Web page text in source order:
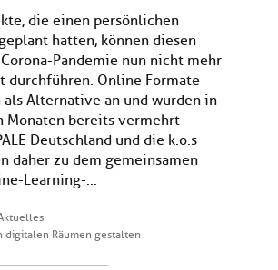
die einen persönlichen
hatten, können diesen
Pandemie nun nicht mehr
durchführen. Online Formate
als Alternative an und wurden in
Monaten bereits vermehrt
Deutschland und die k.o.s
daher zu dem gemeinsamen
Learning-...
digitalen Räumen gestalten